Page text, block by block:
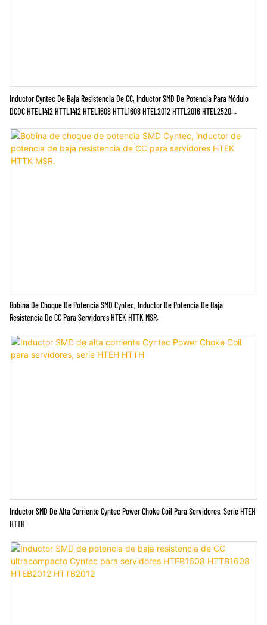
Inductor Cyntec De Baja Resistencia De CC, Inductor SMD De Potencia Para Módulo
DCDC HTEL1412 HTTL1412 HTEL1608 HTTL1608 HTEL2012 HTTL2016 HTEL2520
Bobina De Choque De Potencia SMD Cyntec, Inductor De Potencia De Baja
Resistencia De CC Para Servidores HTEK HTTK MSR.
Inductor SMD De Alta Corriente Cyntec Power Choke Coil Para Servidores, Serie HTEH
HTTH